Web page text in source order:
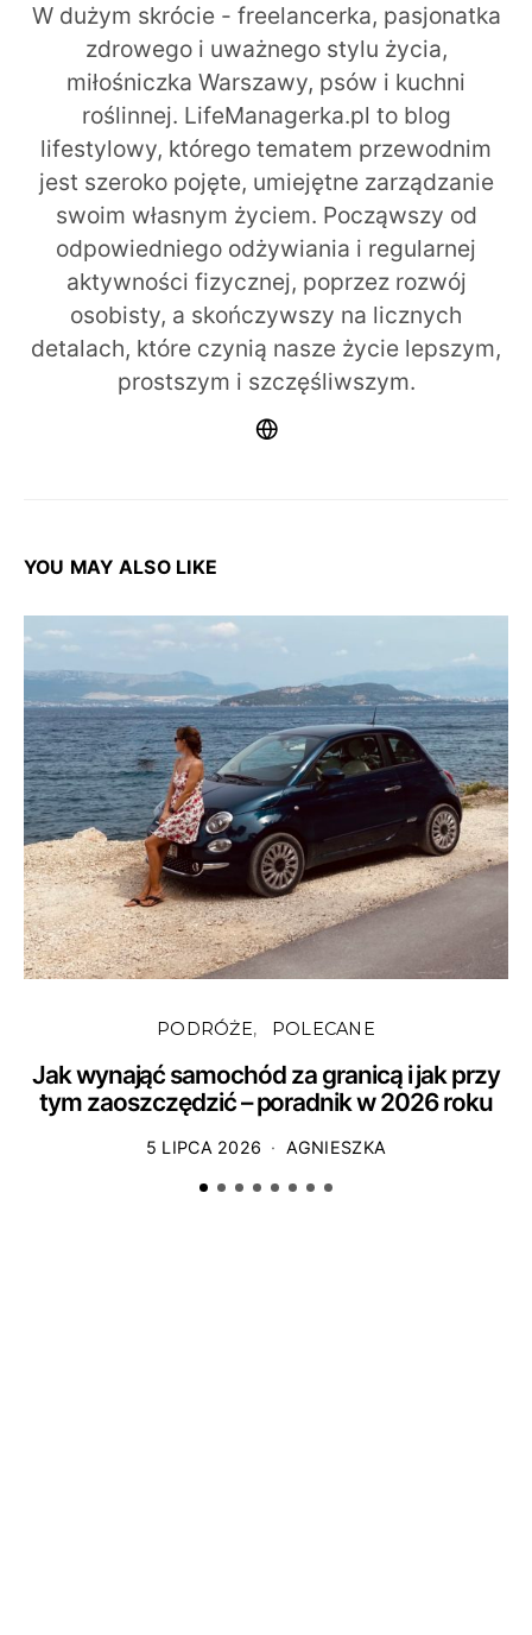
W dużym skrócie - freelancerka, pasjonatka
zdrowego i uważnego stylu życia,
miłośniczka Warszawy, psów i kuchni
roślinnej. LifeManagerka.pl to blog
lifestylowy, którego tematem przewodnim
jest szeroko pojęte, umiejętne zarządzanie
swoim własnym życiem. Począwszy od
odpowiedniego odżywiania i regularnej
aktywności fizycznej, poprzez rozwój
osobisty, a skończywszy na licznych
detalach, które czynią nasze życie lepszym,
prostszym i szczęśliwszym.
YOU MAY ALSO LIKE
PODRÓŻE POLECANE
Jak wynająć samochód za granicą i jak przy
tym zaoszczędzić – poradnik w 2026 roku
5 LIPCA 2026 AGNIESZKA